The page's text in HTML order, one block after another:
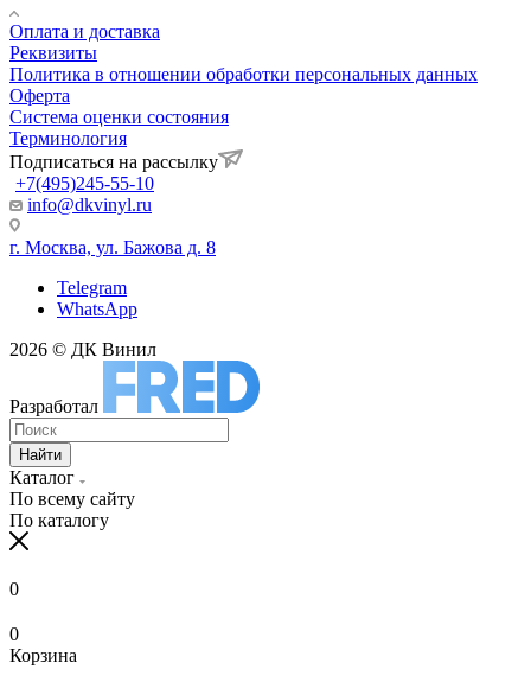
Оплата и доставка
Реквизиты
Политика в отношении обработки персональных данных
Оферта
Система оценки состояния
Терминология
Подписаться на рассылку
+7(495)245-55-10
info@dkvinyl.ru
г. Москва, ул. Бажова д. 8
Telegram
WhatsApp
2026 © ДК Винил
Разработал
Найти
Каталог
По всему сайту
По каталогу
0
0
Корзина